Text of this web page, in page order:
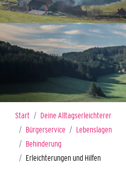
Start
Deine Alltagserleichterer
Bürgerservice
Lebenslagen
Behinderung
Erleichterungen und Hilfen